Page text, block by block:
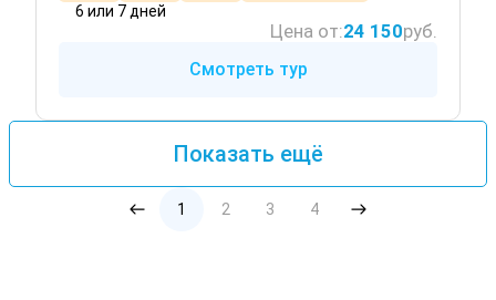
6 или 7 дней
Цена от:24 150руб.
Смотреть тур
Показать ещё
1 2 3 4